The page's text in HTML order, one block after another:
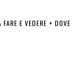
E VEDERE + DOVE